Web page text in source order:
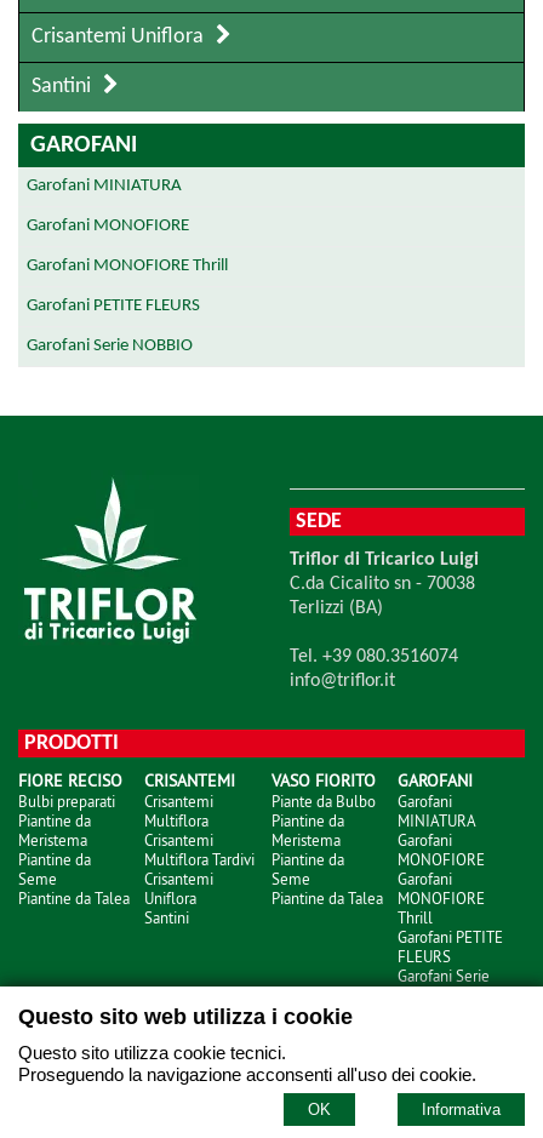
Questo sito web utilizza i cookie
Questo sito utilizza cookie tecnici.
Proseguendo la navigazione acconsenti all'uso dei cookie.
Informativa
OK
Crisantemi Uniflora
Santini
GAROFANI
Garofani MINIATURA
Garofani MONOFIORE
Garofani MONOFIORE Thrill
Garofani PETITE FLEURS
Garofani Serie NOBBIO
SEDE
Triflor di Tricarico Luigi
C.da Cicalito sn - 70038
Terlizzi (BA)
Tel. +39 080.3516074
info@triflor.it
PRODOTTI
FIORE RECISO
Bulbi preparati
Piantine da
Meristema
Piantine da
Seme
Piantine da Talea
CRISANTEMI
Crisantemi
Multiflora
Crisantemi
Multiflora Tardivi
Crisantemi
Uniflora
Santini
VASO FIORITO
Piante da Bulbo
Piantine da
Meristema
Piantine da
Seme
Piantine da Talea
GAROFANI
Garofani
MINIATURA
Garofani
MONOFIORE
Garofani
MONOFIORE
Thrill
Garofani PETITE
FLEURS
Garofani Serie
xhtml
- © Copyright 2026
informativa cookie